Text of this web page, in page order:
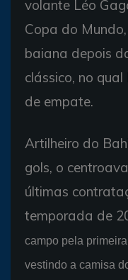
volante Léo
Copa do
baiana depois
clássico, no
de empate.
Artilheiro do
gols, o
últimas
temporada de
campo pela
vestindo a camisa